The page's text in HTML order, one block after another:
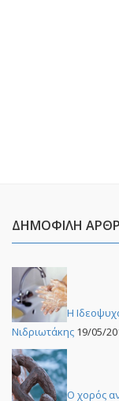
ΔΗΜΟΦΙΛΉ
Η
Νιδριωτάκης 19/05/
Ο χορός